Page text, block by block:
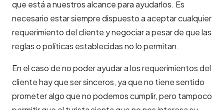
que está a nuestros alcance para ayudarlos. Es
necesario estar siempre dispuesto a aceptar cualquier
requerimiento del cliente y negociar a pesar de que las
reglas o políticas establecidas no lo permitan.
En el caso de no poder ayudar a los requerimientos del
cliente hay que ser sinceros, ya que no tiene sentido
prometer algo que no podemos cumplir, pero tampoco